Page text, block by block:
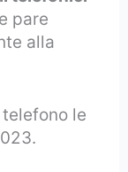
pare
alla
le